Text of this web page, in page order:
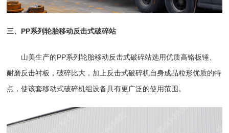
三、PP系列轮胎移动反击式破碎站
山美生产的PP系列轮胎移动反击式破碎站选用优质高铬板锤、
耐磨反击衬板，破碎比大，加上 反击式破碎机自身成品粒形优质的特
点，使该套移动式破碎机组设备具有更广泛的使用范围。